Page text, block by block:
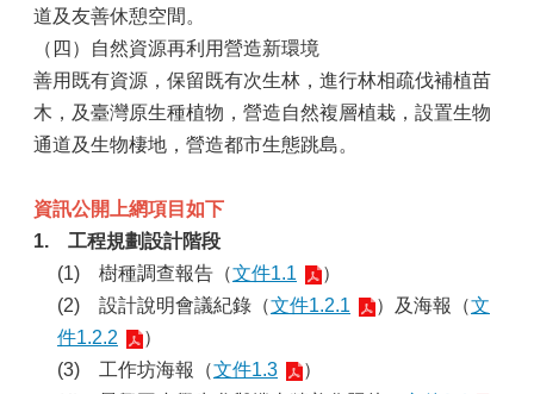
道及友善休憩空間。
（四）自然資源再利用營造新環境
善用既有資源，保留既有次生林，進行林相疏伐補植苗
木，及臺灣原生種植物，營造自然複層植栽，設置生物
通道及生物棲地，營造都市生態跳島。
資訊公開上網項目如下
1.
工程規劃設計階段
(1)
樹種調查報告（文件1.1
）
(2)
設計說明會議紀錄（文件1.2.1 ）及海報（文
件1.2.2
）
(3)
工作坊海報（文件1.3
）